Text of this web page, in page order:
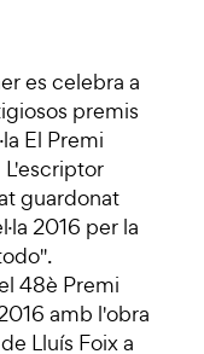
es celebra a
premis
El Premi
guardonat
2016 per la
48è Premi
amb l'obra
Lluís Foix a